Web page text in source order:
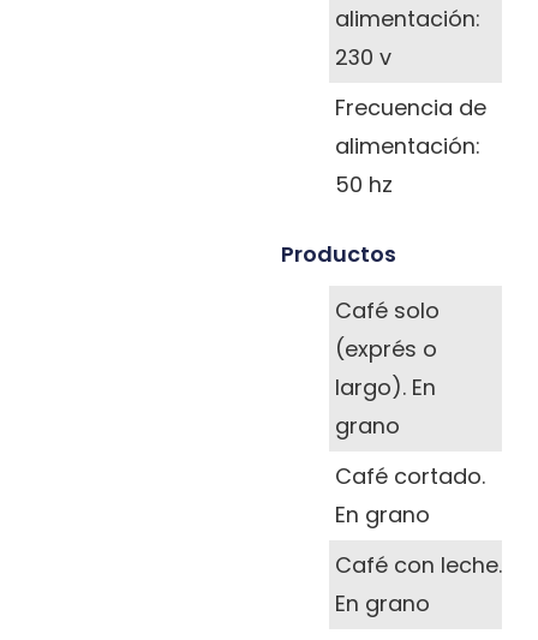
alimentación:
230 v
Frecuencia de
alimentación:
50 hz
Productos
Café solo
(exprés o
largo). En
grano
Café cortado.
En grano
Café con leche.
En grano